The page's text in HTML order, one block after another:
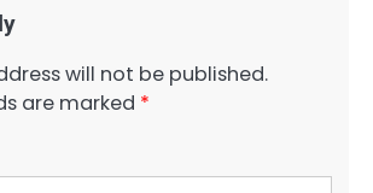
will not be published.
are marked *